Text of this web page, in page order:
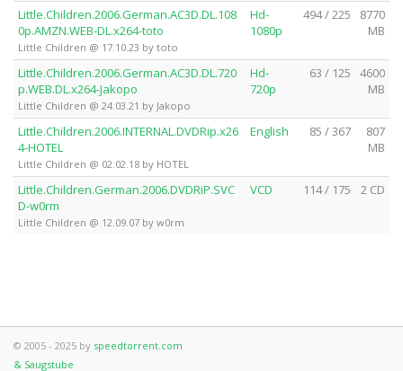
Little.Children.2006.German.AC3D.DL.108
0p.AMZN.WEB-DL.x264-toto
Little Children @ 17.10.23 by toto
Hd-
1080p
494 / 225
8770
MB
Little.Children.2006.German.AC3D.DL.720
p.WEB.DL.x264-Jakopo
Little Children @ 24.03.21 by Jakopo
Hd-
720p
63 / 125
4600
MB
Little.Children.2006.INTERNAL.DVDRip.x26
4-HOTEL
Little Children @ 02.02.18 by HOTEL
English 85 / 367
807
MB
Little.Children.German.2006.DVDRiP.SVC
D-w0rm
Little Children @ 12.09.07 by w0rm
VCD 114 / 175 2 CD
© 2005 - 2025 by speedtorrent.com
& Saugstube